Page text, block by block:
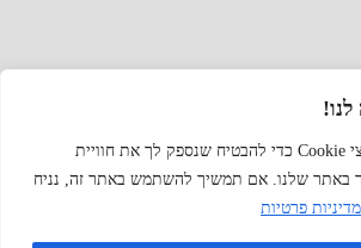
אנו משתמשים בקובצי Cookie כדי להבטיח שנספק לך את חוויית
באתר שלנו. אם תמשיך להשתמש באתר זה, נניח
מדיניות פרטיות